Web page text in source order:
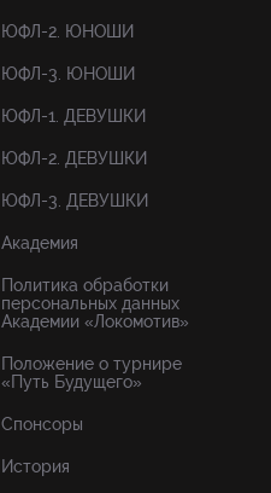
ЮФЛ-2. ЮНОШИ
ЮФЛ-3. ЮНОШИ
ЮФЛ-1. ДЕВУШКИ
ЮФЛ-2. ДЕВУШКИ
ЮФЛ-3. ДЕВУШКИ
Академия
Политика обработки
персональных данных
Академии «Локомотив»
Положение о турнире
«Путь Будущего»
Спонсоры
История